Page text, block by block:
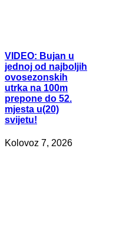
VIDEO: Bujan u
jednoj od najboljih
ovosezonskih
utrka na 100m
prepone do 52.
mjesta u(20)
svijetu!
Kolovoz 7, 2026